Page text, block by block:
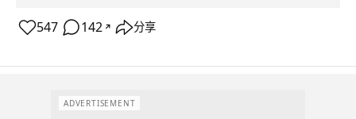
547 142 ↗ 分享
ADVERTISEMENT